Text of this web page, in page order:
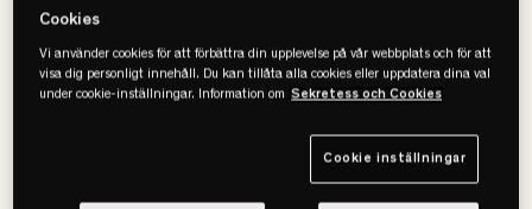
Stunda
Cookies
Vi använder cookies för att förbättra din upplevelse på vår webbplats och för att
visa dig personligt innehåll. Du kan tillåta alla cookies eller uppdatera dina val
under cookie-inställningar. Information om Sekretess och Cookies
Cookie inställningar